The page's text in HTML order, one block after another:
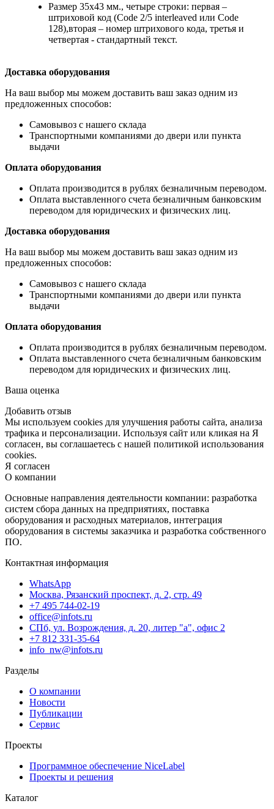
Размер 35х43 мм., четыре строки: первая –
штриховой код (Code 2/5 interleaved или Code
128),вторая – номер штрихового кода, третья и
четвертая - стандартный текст.
Доставка оборудования
На ваш выбор мы можем доставить ваш заказ одним из
предложенных способов:
Самовывоз с нашего склада
Транспортными компаниями до двери или пункта
выдачи
Оплата оборудования
Оплата производится в рублях безналичным переводом.
Оплата выставленного счета безналичным банковским
переводом для юридических и физических лиц.
Доставка оборудования
На ваш выбор мы можем доставить ваш заказ одним из
предложенных способов:
Самовывоз с нашего склада
Транспортными компаниями до двери или пункта
выдачи
Оплата оборудования
Оплата производится в рублях безналичным переводом.
Оплата выставленного счета безналичным банковским
переводом для юридических и физических лиц.
Ваша оценка
Добавить отзыв
Мы используем cookies для улучшения работы сайта, анализа
трафика и персонализации. Используя сайт или кликая на Я
согласен, вы соглашаетесь с нашей политикой использования
cookies.
Я согласен
О компании
Основные направления деятельности компании: разработка
систем сбора данных на предприятиях, поставка
оборудования и расходных материалов, интеграция
оборудования в системы заказчика и разработка собственного
ПО.
Контактная информация
WhatsApp
Москва, Рязанский проспект, д. 2, стр. 49
+7 495 744-02-19
office@infots.ru
СПб, ул. Возрождения, д. 20, литер "a", офис 2
+7 812 331-35-64
info_nw@infots.ru
Разделы
О компании
Новости
Публикации
Сервис
Проекты
Программное обеспечение NiceLabel
Проекты и решения
Каталог